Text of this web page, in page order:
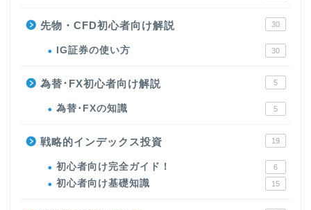
先物・CFD初心者向け解説 30
IG証券の使い方 30
為替･FX初心者向け解説 5
為替･FXの知識 5
戦略的インデックス投資 19
初心者向け完全ガイド！ 6
初心者向け基礎知識 15